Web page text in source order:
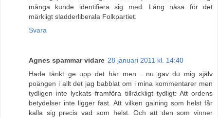
många kunde identifiera sig med. Lång näsa för det
märkligt sladderliberala Folkpartiet.
Svara
Agnes spammar vidare 28 januari 2011 kl. 14:40
Hade tänkt ge upp det här men... nu gav du mig själv
poängen i allt det jag babblat om i mina kommentarer men
tydligen inte lyckats framföra tillräckligt tydligt: Att ordens
betydelser inte ligger fast. Att vilken galning som helst får
kalla sig precis vad som helst. Och att den som vinner